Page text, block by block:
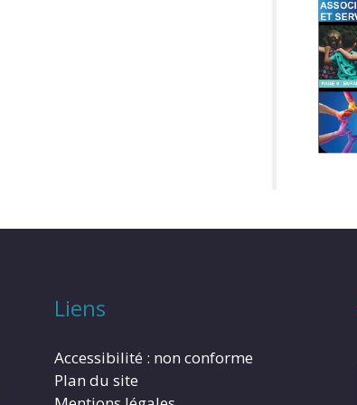
Liens
Accessibilité : non conforme
Plan du site